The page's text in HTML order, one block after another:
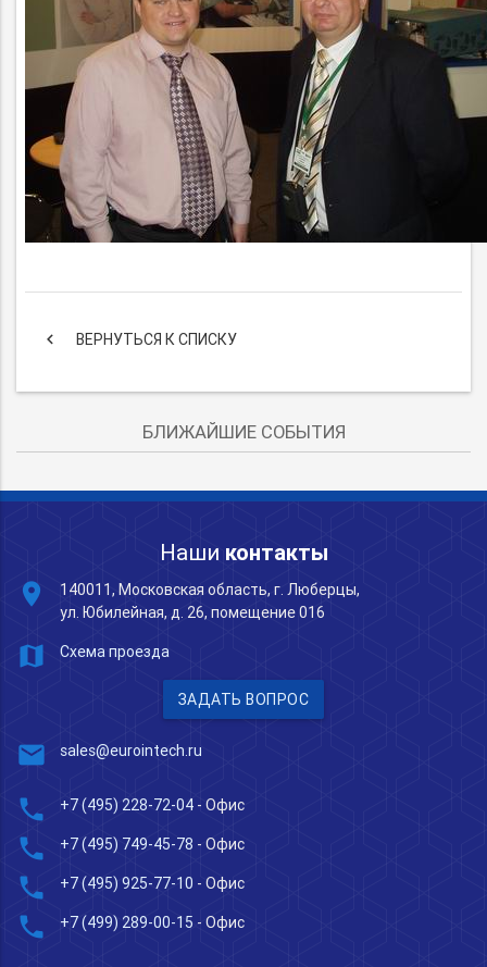
keyboard_arrow_left ВЕРНУТЬСЯ К СПИСКУ
БЛИЖАЙШИЕ СОБЫТИЯ
Наши контакты
place
140011, Московская область, г. Люберцы,
ул. Юбилейная, д. 26, помещение 016
map Схема проезда
ЗАДАТЬ ВОПРОС
mail sales@eurointech.ru
phone +7 (495) 228-72-04 - Офис
phone +7 (495) 749-45-78 - Офис
phone +7 (495) 925-77-10 - Офис
phone +7 (499) 289-00-15 - Офис